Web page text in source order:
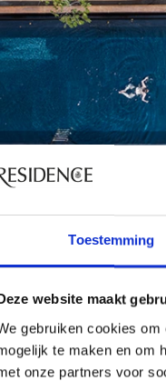
Toestemming
Deze website maakt
gebruiken cookies
te maken en om
onze partners voor